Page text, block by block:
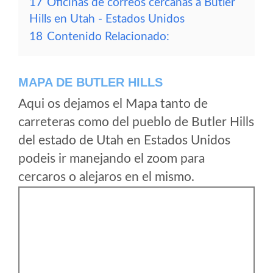
17 Oficinas de correos cercanas a Butler
Hills en Utah - Estados Unidos
18 Contenido Relacionado:
MAPA DE BUTLER HILLS
Aqui os dejamos el Mapa tanto de
carreteras como del pueblo de Butler Hills
del estado de Utah en Estados Unidos
podeis ir manejando el zoom para
cercaros o alejaros en el mismo.